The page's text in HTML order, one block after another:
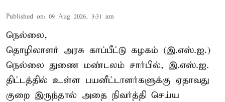
Published on: 09 Aug 2026, 3:31 am
நெல்லை,
தொழிலாளர் அரசு காப்பீட்டு கழகம் (இ.எஸ்.ஐ.)
நெல்லை துணை மண்டலம் சார்பில், இ.எஸ்.ஐ.
திட்டத்தில் உள்ள பயனீட்டாளர்களுக்கு ஏதாவது
குறை இருந்தால் அதை நிவர்த்தி செய்ய